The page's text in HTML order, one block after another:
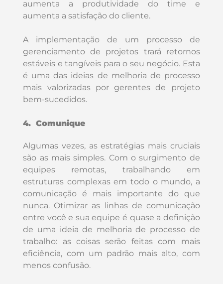
aumenta a produtividade do time e
aumenta a satisfação do cliente.
A implementação de um processo de
gerenciamento de projetos trará retornos
estáveis ​​e tangíveis para o seu negócio. Esta
é uma das ideias de melhoria de processo
mais valorizadas por gerentes de projeto
bem-sucedidos.
4. Comunique
Algumas vezes, as estratégias mais cruciais
são as mais simples. Com o surgimento de
equipes remotas, trabalhando em
estruturas complexas em todo o mundo, a
comunicação é mais importante do que
nunca. Otimizar as linhas de comunicação
entre você e sua equipe é quase a definição
de uma ideia de melhoria de processo de
trabalho: as coisas serão feitas com mais
eficiência, com um padrão mais alto, com
menos confusão.